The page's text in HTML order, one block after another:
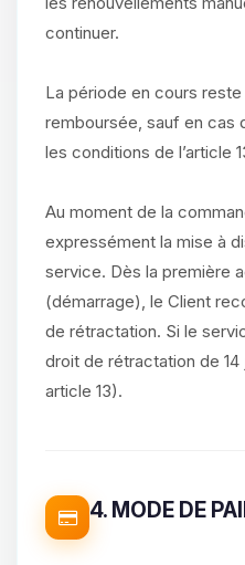
continuer.
La période en cours
remboursée, sauf en cas
les conditions de l’article
Au moment de la
expressément la mise à
service. Dès la première
(démarrage), le Client
de rétractation. Si le
droit de rétractation de
article 13).
4. MODE DE